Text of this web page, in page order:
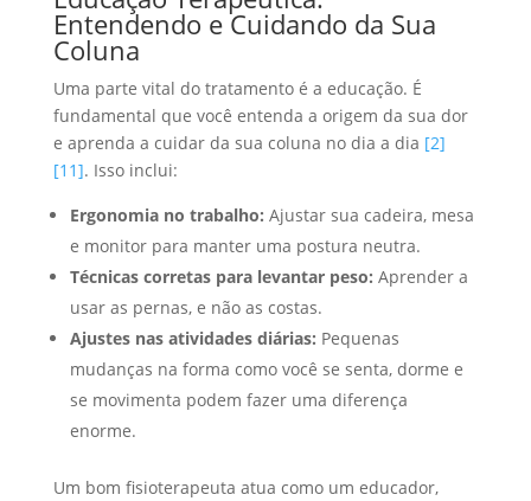
Entendendo e Cuidando da Sua
Coluna
Uma parte vital do tratamento é a educação. É
fundamental que você entenda a origem da sua dor
e aprenda a cuidar da sua coluna no dia a dia [2]
[11]. Isso inclui:
Ergonomia no trabalho: Ajustar sua cadeira, mesa
e monitor para manter uma postura neutra.
Técnicas corretas para levantar peso: Aprender a
usar as pernas, e não as costas.
Ajustes nas atividades diárias: Pequenas
mudanças na forma como você se senta, dorme e
se movimenta podem fazer uma diferença
enorme.
Um bom fisioterapeuta atua como um educador,